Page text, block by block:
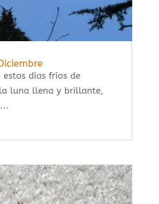
días fríos de
luna llena y brillante,